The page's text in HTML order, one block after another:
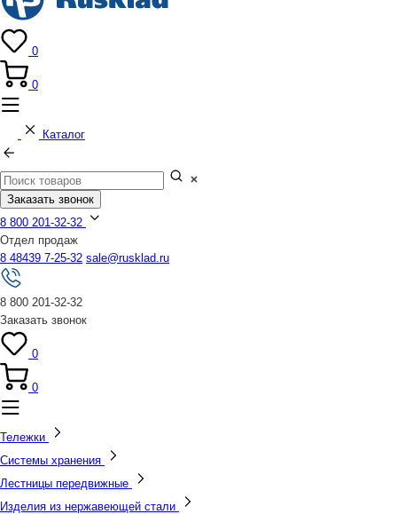
0
0
Каталог
Заказать звонок
8 800 201-32-32
Отдел продаж
8 48439 7-25-32 sale@rusklad.ru
8 800 201-32-32
Заказать звонок
0
0
Тележки
Системы хранения
Лестницы передвижные
Изделия из нержавеющей стали